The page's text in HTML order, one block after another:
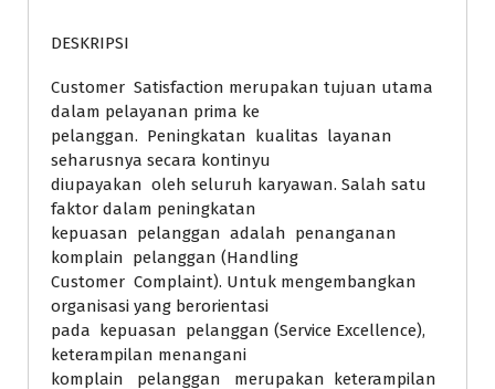
DESKRIPSI
Customer Satisfaction merupakan tujuan utama
dalam pelayanan prima ke
pelanggan. Peningkatan kualitas layanan
seharusnya secara kontinyu
diupayakan oleh seluruh karyawan. Salah satu
faktor dalam peningkatan
kepuasan pelanggan adalah penanganan
komplain pelanggan (Handling
Customer Complaint). Untuk mengembangkan
organisasi yang berorientasi
pada kepuasan pelanggan (Service Excellence),
keterampilan menangani
komplain pelanggan merupakan keterampilan